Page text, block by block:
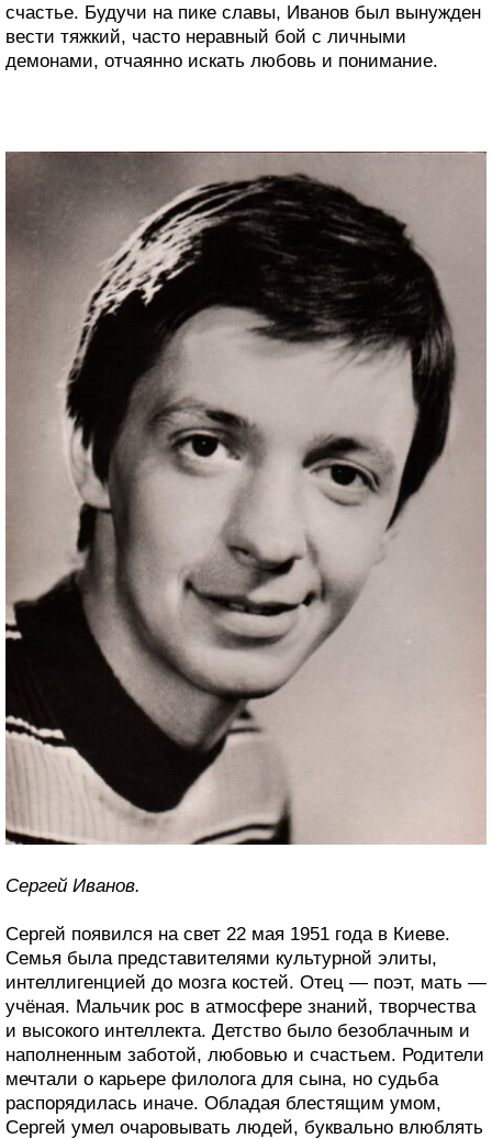
счастье. Будучи на пике славы, Иванов был вынужден
вести тяжкий, часто неравный бой с личными
демонами, отчаянно искать любовь и понимание.
Сергей Иванов.
Сергей появился на свет 22 мая 1951 года в Киеве.
Семья была представителями культурной элиты,
интеллигенцией до мозга костей. Отец — поэт, мать —
учёная. Мальчик рос в атмосфере знаний, творчества
и высокого интеллекта. Детство было безоблачным и
наполненным заботой, любовью и счастьем. Родители
мечтали о карьере филолога для сына, но судьба
распорядилась иначе. Обладая блестящим умом,
Сергей умел очаровывать людей, буквально влюблять